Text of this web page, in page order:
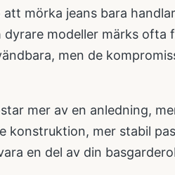
mörka jeans bara
dyrare modeller märks
men de
mer av en anledning,
konstruktion, mer stabil
en del av din